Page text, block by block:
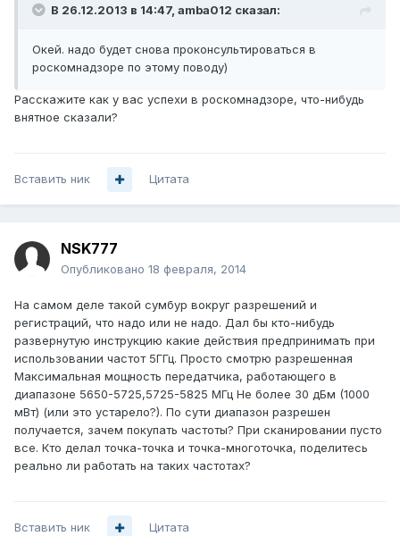
В 26.12.2013 в 14:47, amba012 сказал:
Окей. надо будет снова проконсультироваться в
роскомнадзоре по этому поводу)
Расскажите как у вас успехи в роскомнадзоре, что-нибудь
внятное сказали?
Вставить ник Цитата
NSK777
Опубликовано 18 февраля, 2014
На самом деле такой сумбур вокруг разрешений и
регистраций, что надо или не надо. Дал бы кто-нибудь
развернутую инструкцию какие действия предпринимать при
использовании частот 5ГГц. Просто смотрю разрешенная
Максимальная мощность передатчика, работающего в
диапазоне 5650-5725,5725-5825 МГц Не более 30 дБм (1000
мВт) (или это устарело?). По сути диапазон разрешен
получается, зачем покупать частоты? При сканировании пусто
все. Кто делал точка-точка и точка-многоточка, поделитесь
реально ли работать на таких частотах?
Вставить ник Цитата